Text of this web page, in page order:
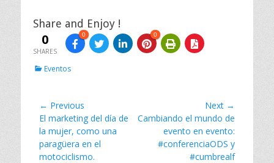
Share and Enjoy !
0
SHARES
0 0
C
Eventos
Navegación
de
entradas
← Previous
Previous
post:
El marketing del día de
la mujer, como una
paragüera en el
motociclismo.
Next →
Next
Cambiando el mundo de
evento en evento:
#conferenciaODS y
#cumbrealf